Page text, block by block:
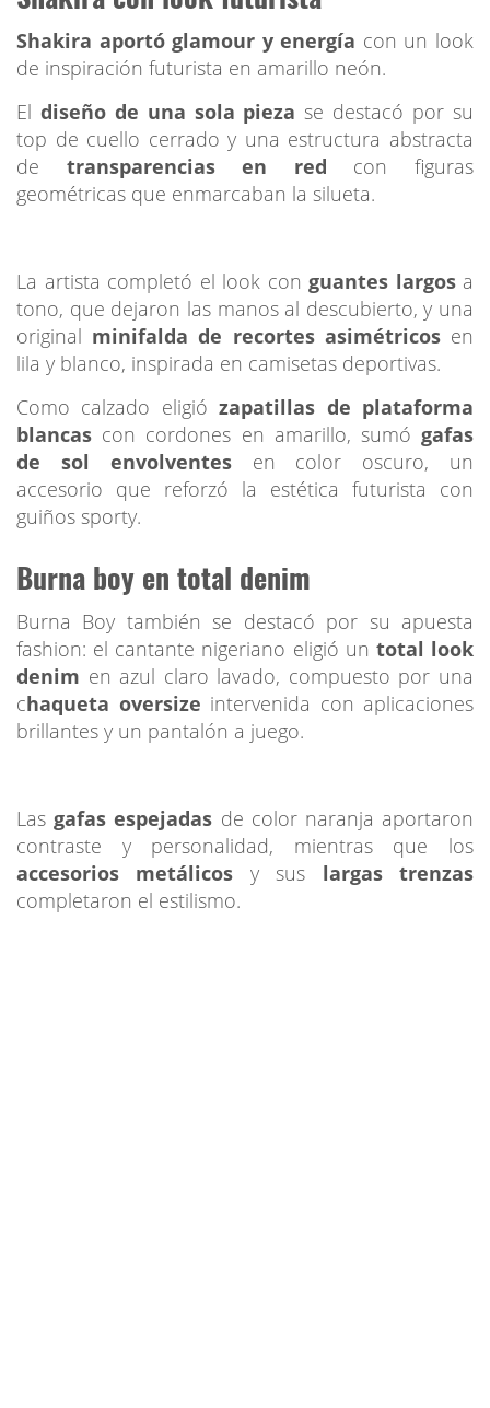
Shakira aportó glamour y energía con un look
de inspiración futurista en amarillo neón.
El diseño de una sola pieza se destacó por su
top de cuello cerrado y una estructura abstracta
de transparencias en red con figuras
geométricas que enmarcaban la silueta.
La artista completó el look con guantes largosa
tono, que dejaron las manos al descubierto, y una
original minifalda de recortes asimétricosen
lila y blanco, inspirada en camisetas deportivas.
Como calzado eligió zapatillas de plataforma
blancas con cordones en amarillo, sumó gafas
de sol envolventes en color oscuro, un
accesorio que reforzó la estética futurista con
guiños sporty.
Burna boy en total denim
Burna Boy también se destacó por su apuesta
fashion: el cantante nigeriano eligió un total look
denim en azul claro lavado, compuesto por una
chaqueta oversize intervenida con aplicaciones
brillantes y un pantalón a juego.
Las gafas espejadas de color naranja aportaron
contraste y personalidad, mientras que los
accesorios metálicos y sus largas trenzas
completaron el estilismo.